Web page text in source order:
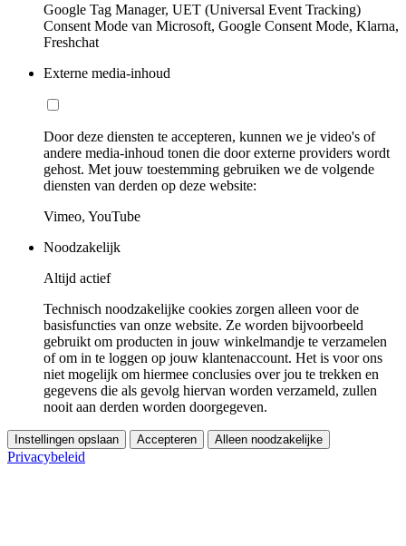
Google Tag Manager, UET (Universal Event Tracking)
Consent Mode van Microsoft, Google Consent Mode, Klarna,
Freshchat
Externe media-inhoud
Door deze diensten te accepteren, kunnen we je video's of
andere media-inhoud tonen die door externe providers wordt
gehost. Met jouw toestemming gebruiken we de volgende
diensten van derden op deze website:
Vimeo, YouTube
Noodzakelijk
Altijd actief
Technisch noodzakelijke cookies zorgen alleen voor de
basisfuncties van onze website. Ze worden bijvoorbeeld
gebruikt om producten in jouw winkelmandje te verzamelen
of om in te loggen op jouw klantenaccount. Het is voor ons
niet mogelijk om hiermee conclusies over jou te trekken en
gegevens die als gevolg hiervan worden verzameld, zullen
nooit aan derden worden doorgegeven.
Instellingen opslaan Accepteren Alleen noodzakelijke
Privacybeleid